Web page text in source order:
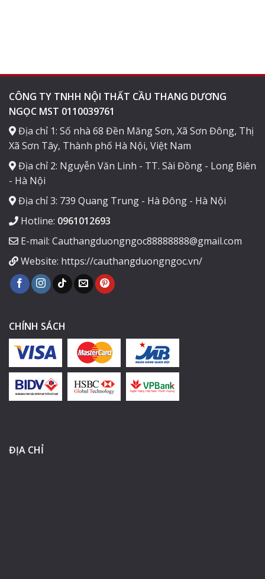
CÔNG TY TNHH NỘI THẤT CẦU THANG DƯƠNG
NGỌC MST 0110039761
Địa chỉ 1: Số nhà 68 Đền Măng Sơn, Xã Sơn Đông, Thị
Xã Sơn Tây, Thành phố Hà Nội, Việt Nam
Địa chỉ 2: Nguyễn Văn Linh - TT. Sài Đồng - Long Biên
- Hà Nội
Địa chỉ 3: 739 Quang Trung - Hà Đông - Hà Nội
Hotline: 0961012693
E-mail: Cauthangduongngoc88888888@gmail.com
Website: https://cauthangduongngoc.vn/
CHÍNH SÁCH
ĐỊA CHỈ